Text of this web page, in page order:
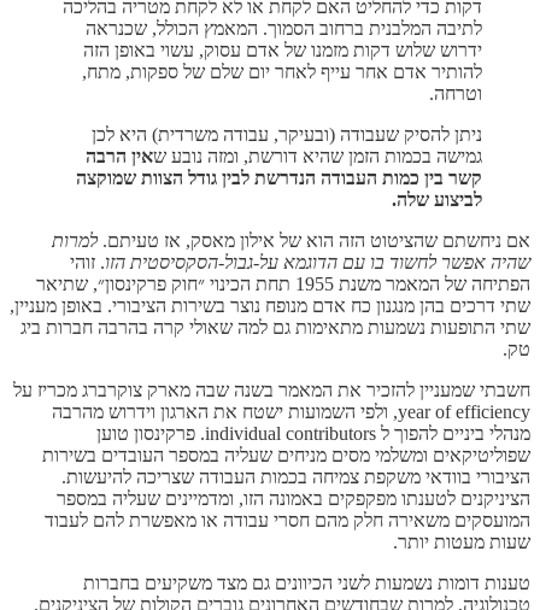
דקות כדי להחליט האם לקחת או לא לקחת מטריה בהליכה
לתיבה המלבנית ברחוב הסמוך. המאמץ הכולל, שכנראה
ידרוש שלוש דקות מזמנו של אדם עסוק, עשוי באופן הזה
להותיר אדם אחר עייף לאחר יום שלם של ספקות, מתח,
וטרחה.
ניתן להסיק שעבודה (ובעיקר, עבודה משרדית) היא לכן
גמישה בכמות הזמן שהיא דורשת, ומזה נובע שאין הרבה
קשר בין כמות העבודה הנדרשת לבין גודל הצוות שמוקצה
לביצוע שלה.
אם ניחשתם שהציטוט הזה הוא של אילון מאסק, אז טעיתם.למרות
שהיה אפשר לחשוד בו עם הדוגמא על-גבול-הסקסיסטית הזו. זוהי
הפתיחה של המאמר משנת 1955 תחת הכינוי ״חוק פרקינסון״, שתיאר
שתי דרכים בהן מנגנון כח אדם מנופח נוצר בשירות הציבורי. באופן מעניין,
שתי התופעות נשמעות מתאימות גם למה שאולי קרה בהרבה חברות ביג
טק.
חשבתי שמעניין להזכיר את המאמר בשנה שבה מארק צוקרברג מכריז על
year of efficiency, ולפי השמועות ישטח את הארגון וידרוש מהרבה
מנהלי ביניים להפוך ל individual contributors. פרקינסון טוען
שפוליטיקאים ומשלמי מסים מניחים שעליה במספר העובדים בשירות
הציבורי בוודאי משקפת צמיחה בכמות העבודה שצריכה להיעשות.
הציניקנים לטענתו מפקפקים באמונה הזו, ומדמיינים שעליה במספר
המועסקים משאירה חלק מהם חסרי עבודה או מאפשרת להם לעבוד
שעות מעטות יותר.
טענות דומות נשמעות לשני הכיוונים גם מצד משקיעים בחברות
טכנולוגיה, למרות שבחודשים האחרונים גוברים הקולות של הציניקנים.